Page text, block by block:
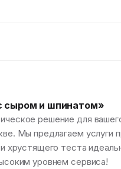
сыром и шпинатом»
решение для
Мы предлагаем услуги
хрустящего теста
уровнем сервиса!